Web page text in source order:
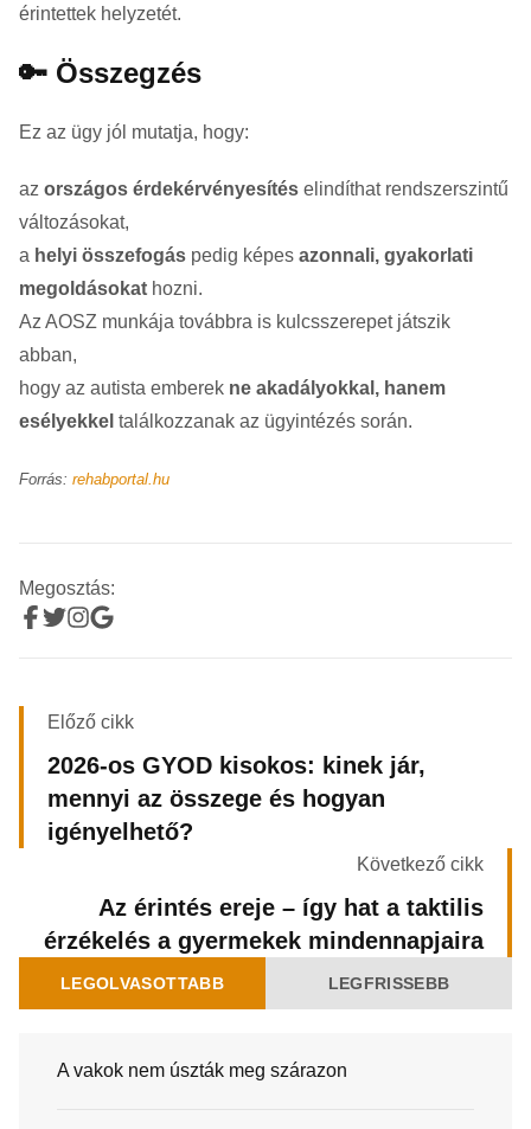
érintettek helyzetét.
🔑 Összegzés
Ez az ügy jól mutatja, hogy:
az országos érdekérvényesítés elindíthat rendszerszintű
változásokat,
a helyi összefogás pedig képes azonnali, gyakorlati
megoldásokat hozni.
Az AOSZ munkája továbbra is kulcsszerepet játszik
abban,
hogy az autista emberek ne akadályokkal, hanem
esélyekkel találkozzanak az ügyintézés során.
Forrás: rehabportal.hu
Megosztás:
Előző cikk
2026-os GYOD kisokos: kinek jár,
mennyi az összege és hogyan
igényelhető?
Következő cikk
Az érintés ereje – így hat a taktilis
érzékelés a gyermekek mindennapjaira
LEGOLVASOTTABB LEGFRISSEBB
A vakok nem úszták meg szárazon